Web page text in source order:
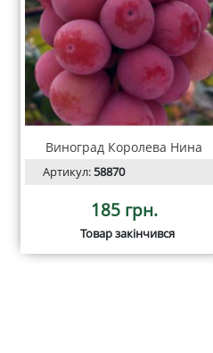
Виноград Королева Нина
Артикул:58870
185 грн.
Товар закінчився